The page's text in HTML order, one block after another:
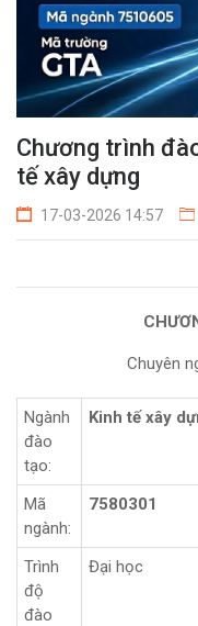
Chương trình
tế xây dựng
17-03-2026 14:57
Chuyên
Ngành
đào
tạo:
Kinh tế xây
Mã
ngành:
7580301
Trình
độ
đào
Đại học